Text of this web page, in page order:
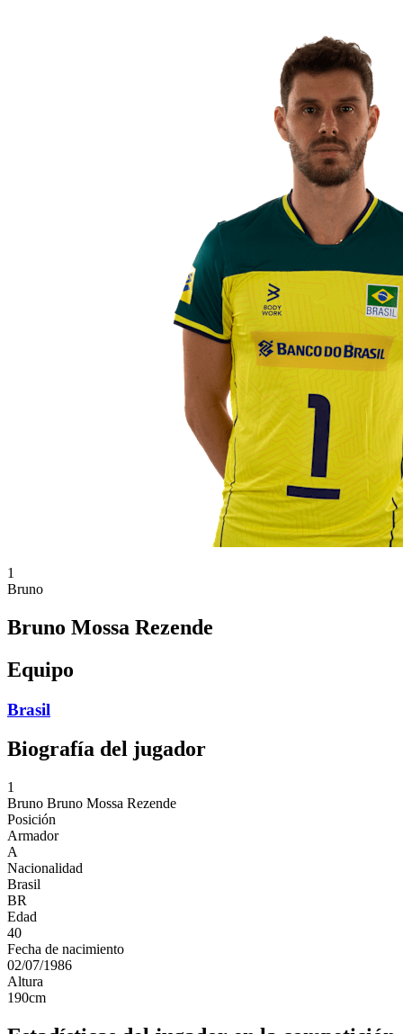
1
Bruno
Bruno Mossa Rezende
Equipo
Brasil
Biografía del jugador
1
Bruno Bruno Mossa Rezende
Posición
Armador
A
Nacionalidad
Brasil
BR
Edad
40
Fecha de nacimiento
02/07/1986
Altura
190cm